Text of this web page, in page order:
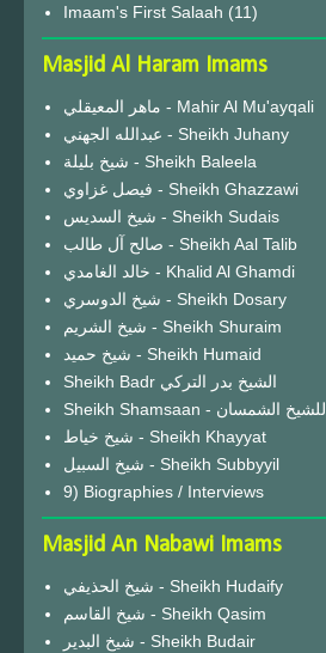
Imaam's First Salaah (11)
Masjid Al Haram Imams
ماهر المعيقلي - Mahir Al Mu'ayqali
عبدالله الجهني - Sheikh Juhany
شيخ بليلة - Sheikh Baleela
فيصل غزاوي - Sheikh Ghazzawi
شيخ السديس - Sheikh Sudais
صالح آل طالب - Sheikh Aal Talib
خالد الغامدي - Khalid Al Ghamdi
شيخ الدوسري - Sheikh Dosary
شيخ الشريم - Sheikh Shuraim
شيخ حميد - Sheikh Humaid
Sheikh Badr الشيخ بدر التركي
Sheikh Shamsaan - للشيخ الشمسان
شيخ خياط - Sheikh Khayyat
شيخ السبيل - Sheikh Subbyyil
9) Biographies / Interviews
Masjid An Nabawi Imams
شيخ الحذيفي - Sheikh Hudaify
شيخ القاسم - Sheikh Qasim
شيخ البدير - Sheikh Budair